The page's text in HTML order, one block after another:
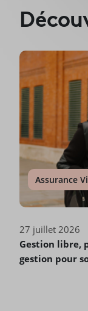
Assurance
27 juillet 2026
Gestion libre,
gestion pour